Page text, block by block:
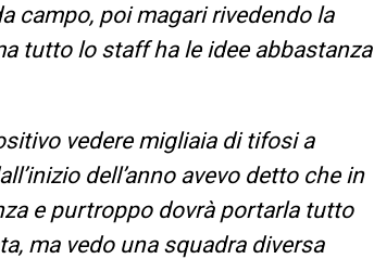
campo, poi magari rivedendo la
tutto lo staff ha le idee abbastanza
vedere migliaia di tifosi a
dell’anno avevo detto che in
e purtroppo dovrà portarla tutto
ma vedo una squadra diversa